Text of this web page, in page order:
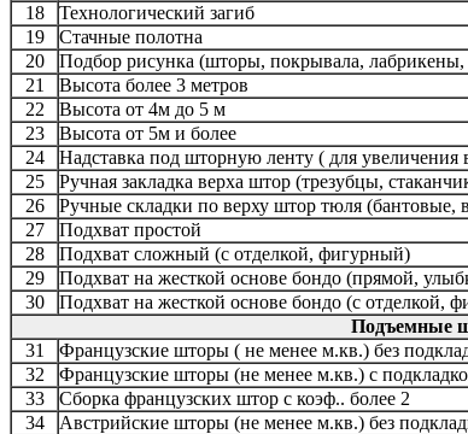
18
Технологический загиб
19
Стачные полотна
20
Подбор рисунка (шторы, покрывала, лабрикены,
21
Высота более 3 метров
22
Высота от 4м до 5 м
23
Высота от 5м и более
24
Надставка под шторную ленту ( для
25
Ручная закладка верха штор (трезубцы,
26
Ручные складки по верху штор тюля (бантовые,
27
Подхват простой
28
Подхват сложный (с отделкой, фигурный)
29
Подхват на жесткой основе бондо (прямой,
30
Подхват на жесткой основе бондо (с отделкой,
Подъемные
31
Французские шторы ( не менее м.кв.) без
32
Французские шторы (не менее м.кв.) с
33
Сборка французских штор с коэф.. более 2
34
Австрийские шторы (не менее м.кв.) без